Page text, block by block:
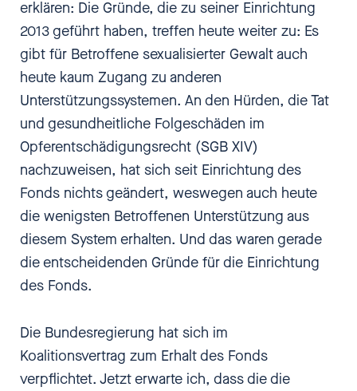
erklären: Die Gründe, die zu seiner Einrichtung
2013 geführt haben, treffen heute weiter zu: Es
gibt für Betroffene sexualisierter Gewalt auch
heute kaum Zugang zu anderen
Unterstützungssystemen. An den Hürden, die Tat
und gesundheitliche Folgeschäden im
Opferentschädigungsrecht (SGB XIV)
nachzuweisen, hat sich seit Einrichtung des
Fonds nichts geändert, weswegen auch heute
die wenigsten Betroffenen Unterstützung aus
diesem System erhalten. Und das waren gerade
die entscheidenden Gründe für die Einrichtung
des Fonds.
Die Bundesregierung hat sich im
Koalitionsvertrag zum Erhalt des Fonds
verpflichtet. Jetzt erwarte ich, dass die die